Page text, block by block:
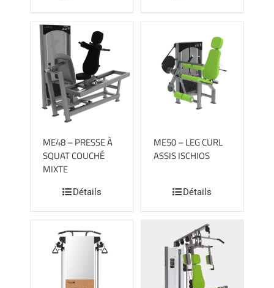
ME48 – PRESSE À
SQUAT COUCHÉ
MIXTE
Détails
ME50 – LEG CURL
ASSIS ISCHIOS
Détails